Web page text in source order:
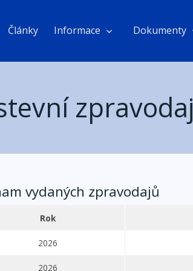
Články Informace Dokumenty
zpravodaj
vydaných zpravodajů
Rok
2026
2026